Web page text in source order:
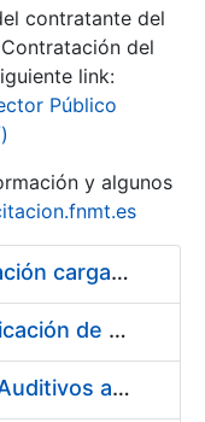
contratante del
del
link:
Público
y algunos
Pliego condiciones optimización cargas compras firmado
Acuerdo marco para la fabricación de piezas
Suministro de Protectores Auditivos a medida para las personas trabajadoras de los Centros de Trabajo de Madrid y Burgos